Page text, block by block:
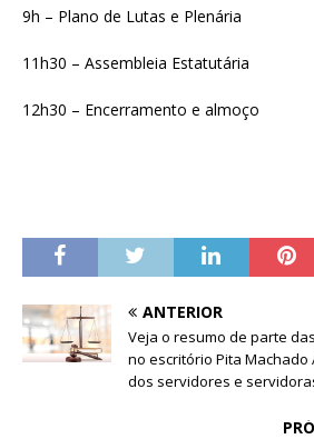
9h – Plano de Lutas e Plenária
11h30 – Assembleia Estatutária
12h30 – Encerramento e almoço
ANTERIOR
Veja o resumo de parte
no escritório Pita
dos servidores e